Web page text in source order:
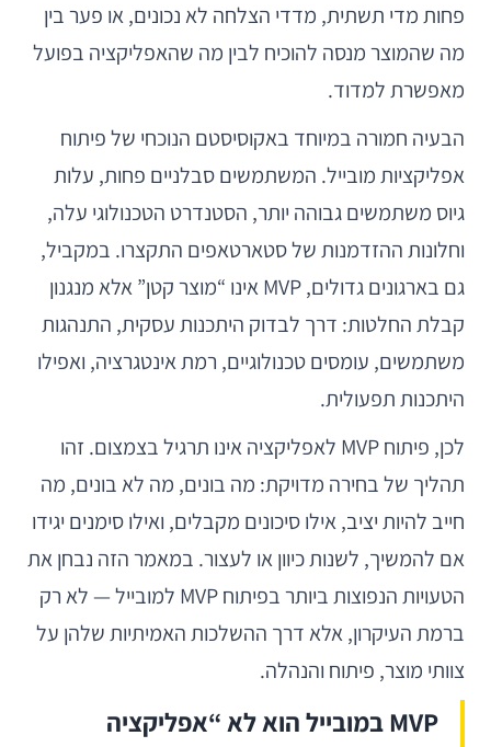
פחות מדי תשתית, מדדי הצלחה לא נכונים, או פער בין
מה שהמוצר מנסה להוכיח לבין מה שהאפליקציה בפועל
מאפשרת למדוד.
הבעיה חמורה במיוחד באקוסיסטם הנוכחי של פיתוח
אפליקציות מובייל. המשתמשים סבלניים פחות, עלות
גיוס משתמשים גבוהה יותר, הסטנדרט הטכנולוגי עלה,
וחלונות ההזדמנות של סטארטאפים התקצרו. במקביל,
גם בארגונים גדולים, MVP אינו “מוצר קטן” אלא מנגנון
קבלת החלטות: דרך לבדוק היתכנות עסקית, התנהגות
משתמשים, עומסים טכנולוגיים, רמת אינטגרציה, ואפילו
היתכנות תפעולית.
לכן, פיתוח MVP לאפליקציה אינו תרגיל בצמצום. זהו
תהליך של בחירה מדויקת: מה בונים, מה לא בונים, מה
חייב להיות יציב, אילו סיכונים מקבלים, ואילו סימנים יגידו
אם להמשיך, לשנות כיוון או לעצור. במאמר הזה נבחן את
הטעויות הנפוצות ביותר בפיתוח MVP למובייל — לא רק
ברמת העיקרון, אלא דרך ההשלכות האמיתיות שלהן על
צוותי מוצר, פיתוח והנהלה.
MVP במובייל הוא לא “אפליקציה